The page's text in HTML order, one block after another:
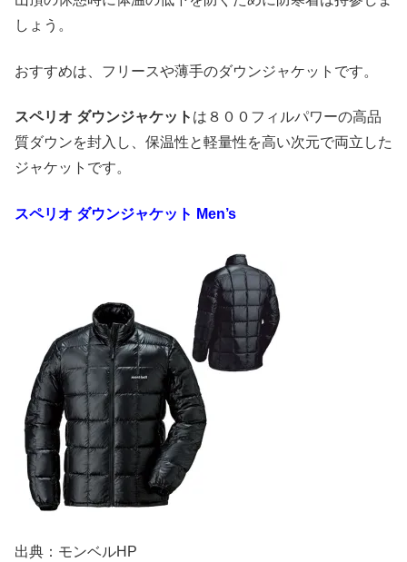
しょう。
おすすめは、フリースや薄手のダウンジャケットです。
スペリオ ダウンジャケット は８００フィルパワーの高品
質ダウンを封入し、保温性と軽量性を高い次元で両立した
ジャケットです。
スペリオ ダウンジャケット Men’s
出典：モンベルHP